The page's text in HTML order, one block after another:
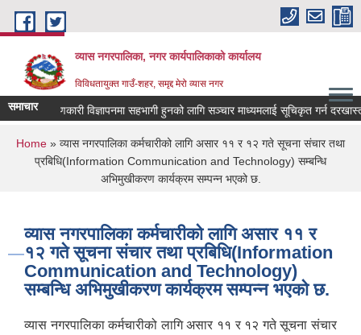
Skip to main content
व्यास नगरपालिका, नगर कार्यपालिकाको कार्यालय
विविधतायुक्त गाउँ-शहर, समृद्द मेरो व्यास नगर
समाचार
कल्याणकारी विज्ञापनमा सहभागी हुनको लागि सञ्चार माध्यमलाई सूचिकृत गर्न दरखास्त
You are here
Home » व्यास नगरपालिका कर्मचारीको लागि असार ११ र १२ गते सूचना संचार तथा
प्रबिधि(Information Communication and Technology) सम्बन्धि
अभिमुखीकरण कार्यक्रम सम्पन्न भएको छ.
व्यास नगरपालिका कर्मचारीको लागि असार ११ र
१२ गते सूचना संचार तथा प्रबिधि(Information
Communication and Technology)
सम्बन्धि अभिमुखीकरण कार्यक्रम सम्पन्न भएको छ.
व्यास नगरपालिका कर्मचारीको लागि असार ११ र १२ गते सूचना संचार